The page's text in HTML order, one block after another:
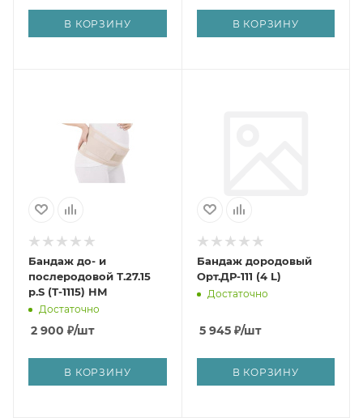
В КОРЗИНУ В КОРЗИНУ
Бандаж до- и
послеродовой Т.27.15
р.S (Т-1115) НМ
Достаточно
2 900 ₽/шт
В КОРЗИНУ
Бандаж дородовый
Орт.ДР-111 (4 L)
Достаточно
5 945₽/шт
В КОРЗИНУ